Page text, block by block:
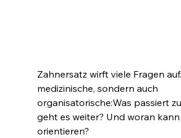
Zahnersatz wirft viele Fragen
medizinische, sondern auch
organisatorische:Was passiert
geht es weiter? Und woran
orientieren?